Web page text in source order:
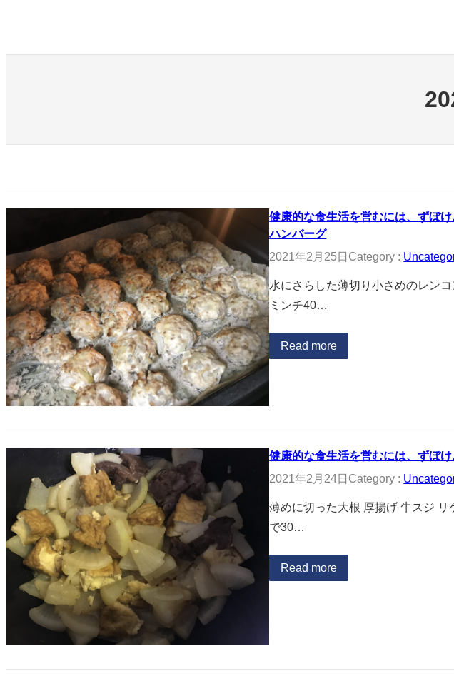
を
健康的な食生活を営むには、ずぼ
ハンバーグ
2021年2月25日 Category :
水にさらした薄切り小さめのレン
ミンチ40…
Read more
健康的な食生活を営むには、ずぼ
2021年2月24日 Category :
薄めに切った大根 厚揚げ 牛スジ
で30…
Read more